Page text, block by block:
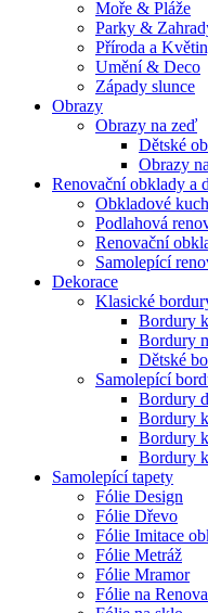
Moře & Pláže
Parky &
Příroda a
Umění & Deco
Západy slunce
Obrazy
Obrazy na zeď
Dětské
Obrazy
Renovační obklady a
Obkladové
Podlahová
Renovační
Samolepící
Dekorace
Klasické
Bordury
Bordury
Dětské
Samolepící
Bordury
Bordury
Bordury
Bordury
Samolepící tapety
Fólie Design
Fólie Dřevo
Fólie Imitace
Fólie Metráž
Fólie Mramor
Fólie na